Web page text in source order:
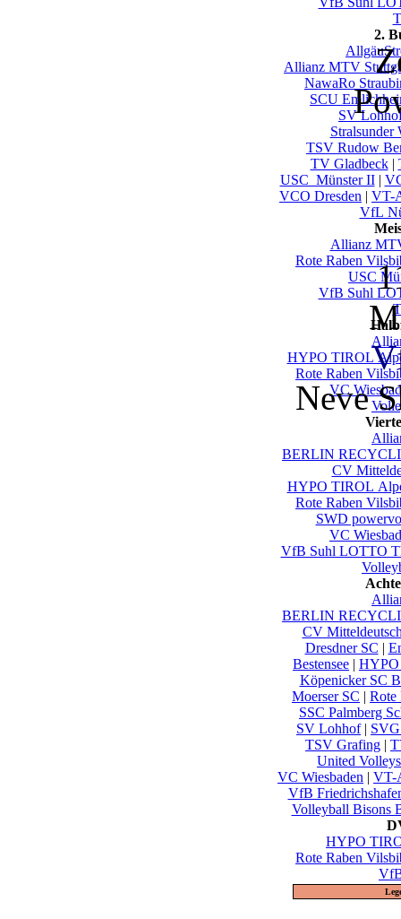
2.
Allianz MTV
NawaRo
SCU
SV
Stralsunder
TSV Rudow
TV Gladbeck|
USC_Münster II|
VCO Dresden | VT-
VfL
Allianz
Rote Raben
USC
VfB Suhl
HYPO TIROL
Rote Raben
VC
BERLIN
CV
HYPO TIROL
Rote Raben
SWD
VC
VfB Suhl LOTTO
BERLIN
CV
Dresdner SC |
Bestensee | HYPO
Köpenicker SC
Moerser SC | Rote
SSC Palmberg
SV Lohhof|
TSV Grafing |
United
VC Wiesbaden | VT-
VfB
Volleyball Bisons
HYPO
Rote Raben
Neve